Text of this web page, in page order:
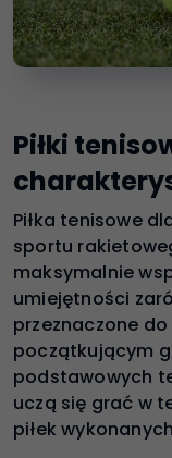
Piłki
Piłka tenisowe
sportu
maksymalnie
umiejętności
przeznaczone
początkującym
podstawowych
uczą się grać w
piłek